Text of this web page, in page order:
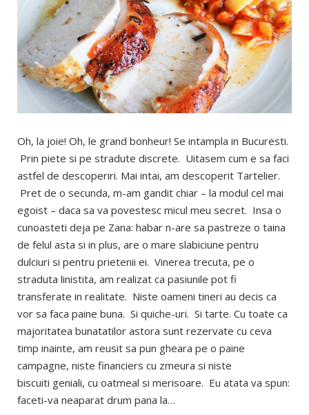
Oh, la joie! Oh, le grand bonheur! Se intampla in Bucuresti.
Prin piete si pe stradute discrete. Uitasem cum e sa faci
astfel de descoperiri. Mai intai, am descoperit Tartelier.
Pret de o secunda, m-am gandit chiar – la modul cel mai
egoist – daca sa va povestesc micul meu secret. Insa o
cunoasteti deja pe Zana: habar n-are sa pastreze o taina
de felul asta si in plus, are o mare slabiciune pentru
dulciuri si pentru prietenii ei. Vinerea trecuta, pe o
straduta linistita, am realizat ca pasiunile pot fi
transferate in realitate. Niste oameni tineri au decis ca
vor sa faca paine buna. Si quiche-uri. Si tarte. Cu toate ca
majoritatea bunatatilor astora sunt rezervate cu ceva
timp inainte, am reusit sa pun gheara pe o paine
campagne, niste financiers cu zmeura si niste
biscuiti geniali, cu oatmeal si merisoare. Eu atata va spun:
faceti-va neaparat drum pana la…